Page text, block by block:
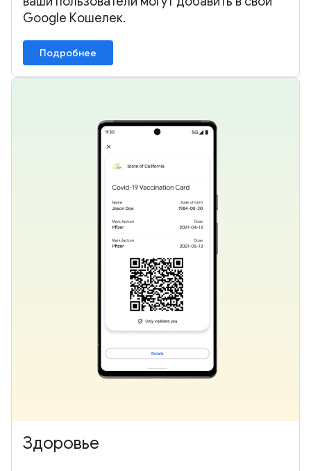
Google Кошелек.
Подробнее
Здоровье